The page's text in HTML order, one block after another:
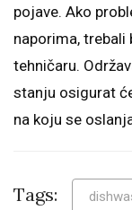
pojave. Ako
naporima,
tehničaru.
stanju osigurat
na koju se
Tags: